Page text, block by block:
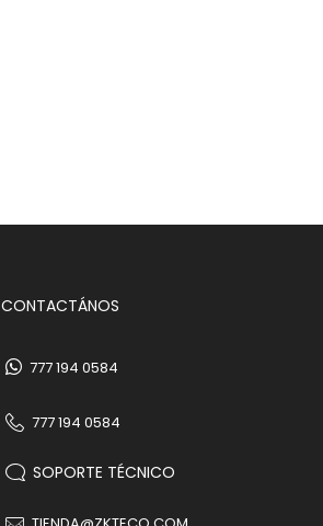
CONTACTÁNOS
777 194 0584
777 194 0584
SOPORTE TÉCNICO